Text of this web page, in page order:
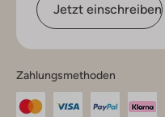
Jetzt einschreiben
Zahlungsmethoden